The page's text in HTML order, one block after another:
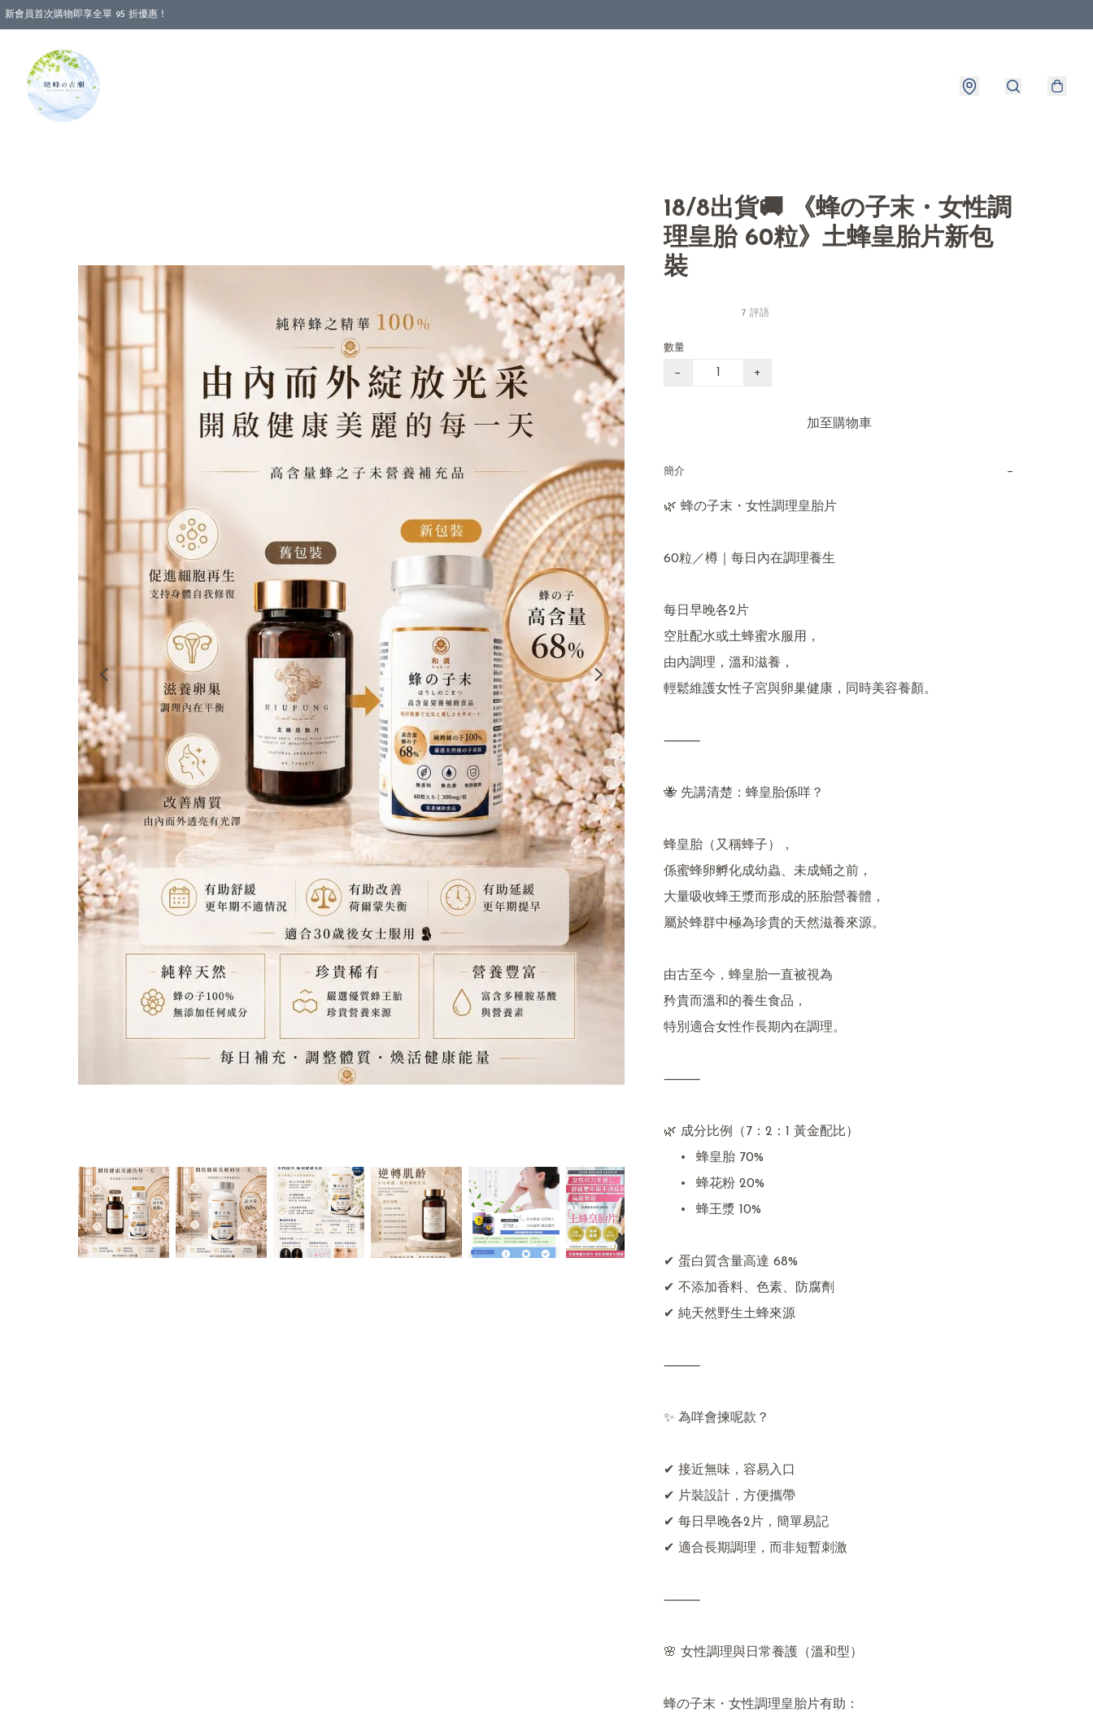
新會員首次購物即享全單 95 折優惠！
18/8出貨🚚 《蜂の子末・女性調
理皇胎 60粒》土蜂皇胎片新包
裝
7 評語
數量
− +
加至購物車
簡介 −
🌿 蜂の子末・女性調理皇胎片
60粒／樽｜每日內在調理養生
每日早晚各2片
空肚配水或土蜂蜜水服用，
由內調理，溫和滋養，
輕鬆維護女性子宮與卵巢健康，同時美容養顏。
⸻
🐝 先講清楚：蜂皇胎係咩？
蜂皇胎（又稱蜂子），
係蜜蜂卵孵化成幼蟲、未成蛹之前，
大量吸收蜂王漿而形成的胚胎營養體，
屬於蜂群中極為珍貴的天然滋養來源。
由古至今，蜂皇胎一直被視為
矜貴而溫和的養生食品，
特別適合女性作長期內在調理。
⸻
🌿 成分比例（7：2：1 黃金配比）
✔ 蛋白質含量高達 68%
✔ 不添加香料、色素、防腐劑
✔ 純天然野生土蜂來源
⸻
✨ 為咩會揀呢款？
✔ 接近無味，容易入口
✔ 片裝設計，方便攜帶
✔ 每日早晚各2片，簡單易記
✔ 適合長期調理，而非短暫刺激
⸻
🌸 女性調理與日常養護（溫和型）
蜂の子末・女性調理皇胎片有助：